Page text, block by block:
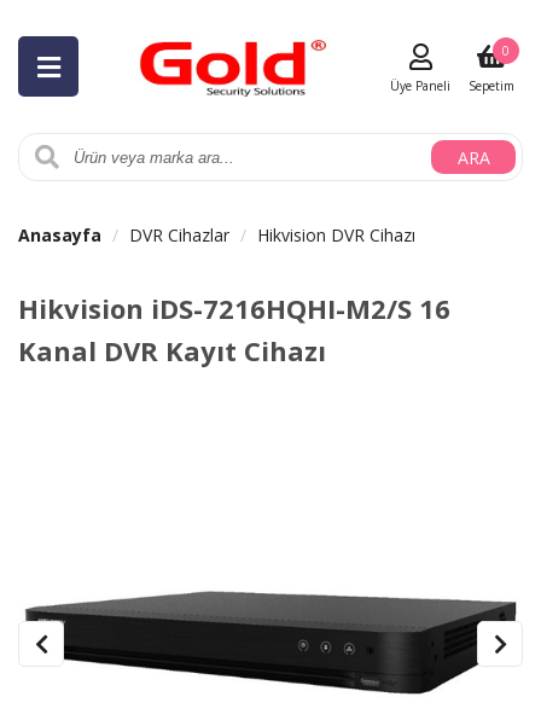
ARA
Üye Paneli Sepetim
0
Anasayfa DVR Cihazlar Hikvision DVR Cihazı
Hikvision iDS-7216HQHI-M2/S 16
Kanal DVR Kayıt Cihazı